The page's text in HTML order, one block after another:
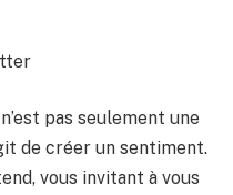
pas seulement une
de créer un sentiment.
vous invitant à vous